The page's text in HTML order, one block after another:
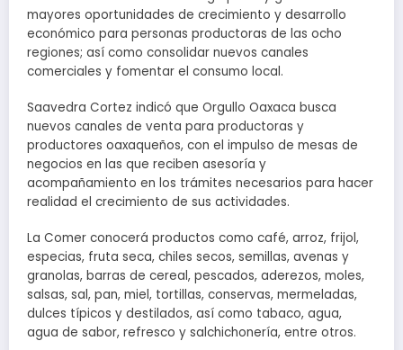
mayores oportunidades de crecimiento y desarrollo
económico para personas productoras de las ocho
regiones; así como consolidar nuevos canales
comerciales y fomentar el consumo local.
Saavedra Cortez indicó que Orgullo Oaxaca busca
nuevos canales de venta para productoras y
productores oaxaqueños, con el impulso de mesas de
negocios en las que reciben asesoría y
acompañamiento en los trámites necesarios para hacer
realidad el crecimiento de sus actividades.
La Comer conocerá productos como café, arroz, frijol,
especias, fruta seca, chiles secos, semillas, avenas y
granolas, barras de cereal, pescados, aderezos, moles,
salsas, sal, pan, miel, tortillas, conservas, mermeladas,
dulces típicos y destilados, así como tabaco, agua,
agua de sabor, refresco y salchichonería, entre otros.